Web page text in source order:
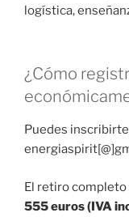
logística,
¿Cómo
Puedes
El retiro
555 euros (IVA